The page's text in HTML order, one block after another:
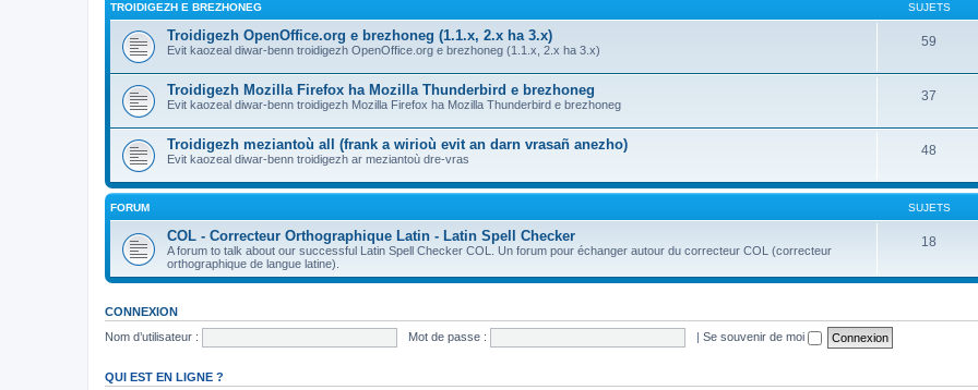
TROIDIGEZH E BREZHONEG SUJETS
Troidigezh OpenOffice.org e brezhoneg (1.1.x, 2.x ha 3.x)
Evit kaozeal diwar-benn troidigezh OpenOffice.org e brezhoneg (1.1.x, 2.x ha 3.x)
59
Troidigezh Mozilla Firefox ha Mozilla Thunderbird e brezhoneg
Evit kaozeal diwar-benn troidigezh Mozilla Firefox ha Mozilla Thunderbird e brezhoneg
37
Troidigezh meziantoù all (frank a wirioù evit an darn vrasañ anezho)
Evit kaozeal diwar-benn troidigezh ar meziantoù dre-vras
48
FORUM SUJETS
COL - Correcteur Orthographique Latin - Latin Spell Checker
A forum to talk about our successful Latin Spell Checker COL. Un forum pour échanger autour du correcteur COL (correcteur
orthographique de langue latine).
18
CONNEXION
Nom d’utilisateur :
Mot de passe : | Se souvenir de moi
QUI EST EN LIGNE ?